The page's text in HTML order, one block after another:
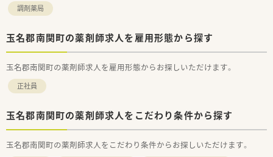
調剤薬局
玉名郡南関町の薬剤師求人を雇用形態から探す
玉名郡南関町の薬剤師求人を雇用形態からお探しいただけます。
正社員
玉名郡南関町の薬剤師求人をこだわり条件から探す
玉名郡南関町の薬剤師求人をこだわり条件からお探しいただけます。